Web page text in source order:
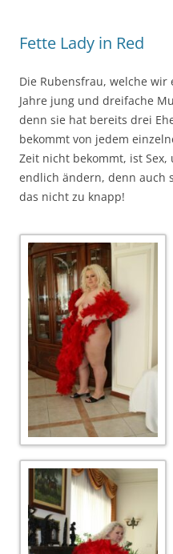
Fette Lady in Red
Die Rubensfrau, welche
Jahre jung und dreifache
denn sie hat bereits drei
bekommt von jedem
Zeit nicht bekommt, ist
endlich ändern, denn auch
das nicht zu knapp!